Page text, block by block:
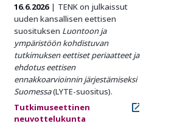
16.6.2026
TENK on julkaissut
uuden kansallisen eettisen
suosituksen Luontoon ja
ympäristöön kohdistuvan
tutkimuksen eettiset periaatteet ja
ehdotus eettisen
ennakkoarvioinnin järjestämiseksi
Suomessa(LYTE-suositus).
Tutkimuseettinen
neuvottelukunta